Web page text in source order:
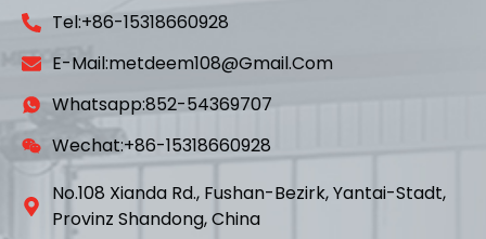
Tel:+86-15318660928
E-Mail:metdeem108@gmail.com
Whatsapp:852-54369707
Wechat:+86-15318660928
No.108 Xianda Rd., Fushan-Bezirk, Yantai-Stadt,
Provinz Shandong, China